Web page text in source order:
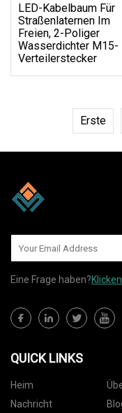
LED-Kabelbaum Für
Straßenlaternen Im
Freien, 2-Poliger
Wasserdichter M15-
Verteilerstecker
Erste
Eine Frage haben?
QUICK LINKS
Heim
Nachricht